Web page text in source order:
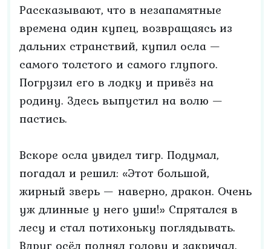
Рассказывают, что в незапамятные
времена один купец, возвращаясь из
дальних странствий, купил осла —
самого толстого и самого глупого.
Погрузил его в лодку и привёз на
родину. Здесь выпустил на волю —
пастись.
Вскоре осла увидел тигр. Подумал,
погадал и решил: «Этот большой,
жирный зверь — наверно, дракон. Очень
уж длинные у него уши!» Спрятался в
лесу и стал потихоньку поглядывать.
Вдруг осёл поднял голову и закричал.